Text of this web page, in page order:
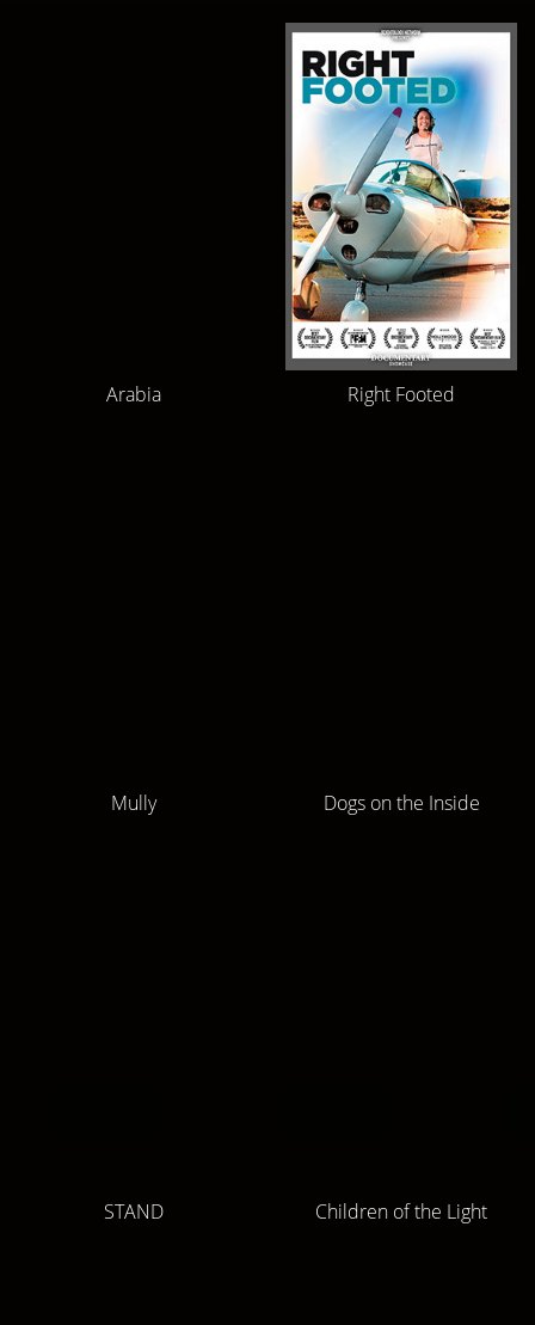
Arabia Right Footed
Mully Dogs on the Inside
STAND Children of the Light